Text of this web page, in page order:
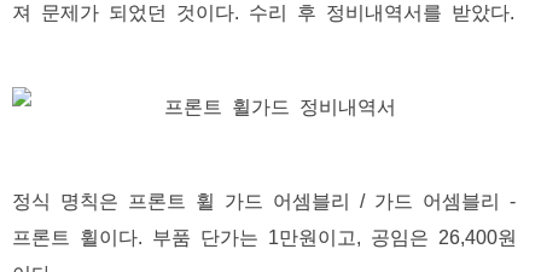
져 문제가 되었던 것이다. 수리 후 정비내역서를 받았다.
정식 명칙은 프론트 휠 가드 어셈블리 / 가드 어셈블리 -
프론트 휠이다. 부품 단가는 1만원이고, 공임은 26,400원